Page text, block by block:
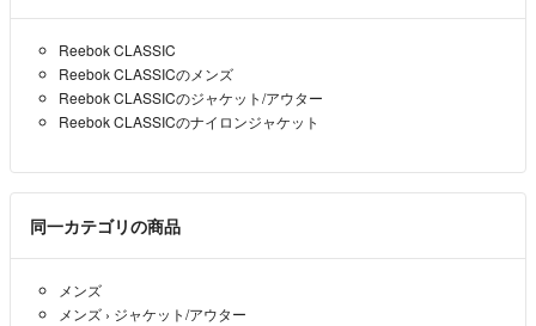
Reebok CLASSIC
Reebok CLASSICのメンズ
Reebok CLASSICのジャケット/アウター
Reebok CLASSICのナイロンジャケット
同一カテゴリの商品
メンズ
メンズ › ジャケット/アウター